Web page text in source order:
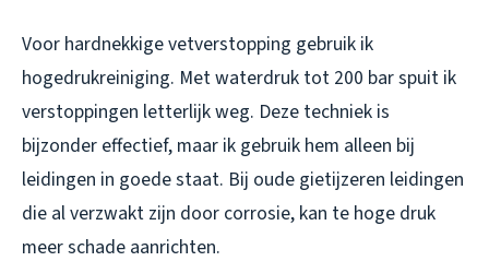
Voor hardnekkige vetverstopping gebruik ik
hogedrukreiniging. Met waterdruk tot 200 bar spuit ik
verstoppingen letterlijk weg. Deze techniek is
bijzonder effectief, maar ik gebruik hem alleen bij
leidingen in goede staat. Bij oude gietijzeren leidingen
die al verzwakt zijn door corrosie, kan te hoge druk
meer schade aanrichten.